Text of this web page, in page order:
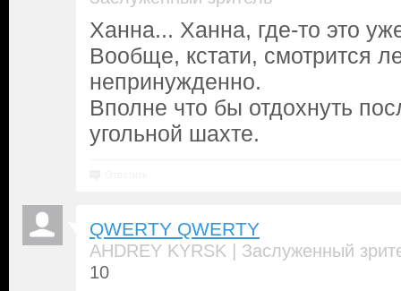
Ханна... Ханна, где-то это
Вообще, кстати, смотрится
непринужденно.
Вполне что бы отдохнуть
угольной шахте.
QWERTY QWERTY
AHDREY KYRSK | Заслуженный
10